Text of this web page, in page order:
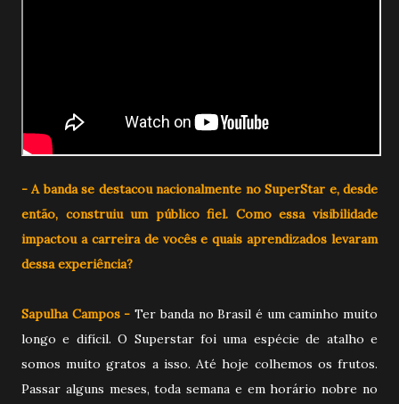
- A banda se destacou nacionalmente no SuperStar e, desde
então, construiu um público fiel. Como essa visibilidade
impactou a carreira de vocês e quais aprendizados levaram
dessa experiência?
Sapulha Campos - Ter banda no Brasil é um caminho muito
longo e difícil. O Superstar foi uma espécie de atalho e
somos muito gratos a isso. Até hoje colhemos os frutos.
Passar alguns meses, toda semana e em horário nobre no